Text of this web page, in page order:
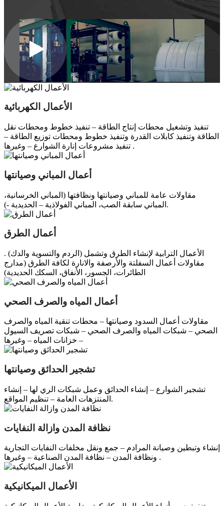
الأعمال الكهربائية
تنفيذ وتشغيل محطات إنتاج الطاقة – تنفيذ خطوط ومحطات نقل
الطاقة وتنفيذ كابلات القدرة وتنفيذ خطوط ومحطات توزيع الطاقة –
تنفيذ مشروعات إنارة الشوارع – وغيرها .
أعمال المباني وصيانتها
مقاولات عامة للمباني وصيانتها ونظافتها (المباني الخرسانية،
المباني سابقة الصب، المباني الفولاذية – الحديدية -).
أعمال الطرق
الأعمال الترابية لإنشاء الطرق وتشمل (الردم والتسوية والدك) .
مقاولات أعمال السفلتة والأرصفة والانارة لكافة الطرق (مدارج
الطائرات، الجسور، الأنفاق، السكك الحديدية)
أعمال المياه والصرف الصحي
مقاولات أعمال السدود وصيانتها – محطات تنقية المياه والصرف
الصحي – شبكات المياه والصرف الصحي – شبكات تصريف السيول
– خزانات المياه – وغيرها
تشجير الحدائق وصيانتها
تشجير الشوارع – إنشاء الحدائق وعمل شبكات الري لها – إنشاء
المنتزهات العامة – تنظيم المواقع.
نظافة المدن وازالة النفايات
إنشاء وتبطين وصيانة المرادم – جمع ونقل مخلفات النفايات التجارية
ونظافة المدن – نظافة المدن الصناعية – وغيرها .
الأعمال الميكانيكية